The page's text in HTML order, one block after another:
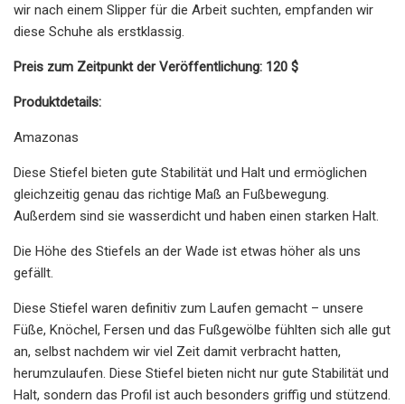
wir nach einem Slipper für die Arbeit suchten, empfanden wir
diese Schuhe als erstklassig.
Preis zum Zeitpunkt der Veröffentlichung: 120 $
Produktdetails:
Amazonas
Diese Stiefel bieten gute Stabilität und Halt und ermöglichen
gleichzeitig genau das richtige Maß an Fußbewegung.
Außerdem sind sie wasserdicht und haben einen starken Halt.
Die Höhe des Stiefels an der Wade ist etwas höher als uns
gefällt.
Diese Stiefel waren definitiv zum Laufen gemacht – unsere
Füße, Knöchel, Fersen und das Fußgewölbe fühlten sich alle gut
an, selbst nachdem wir viel Zeit damit verbracht hatten,
herumzulaufen. Diese Stiefel bieten nicht nur gute Stabilität und
Halt, sondern das Profil ist auch besonders griffig und stützend.